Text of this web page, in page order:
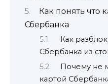
Как понять что
Сбербанка
Как
Сбербанка из
Почему не
картой